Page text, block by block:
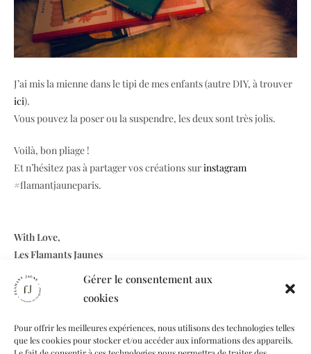
Gérer le consentement aux
cookies
Pour offrir les meilleures expériences, nous utilisons des technologies telles
que les cookies pour stocker et/ou accéder aux informations des appareils.
J’ai mis la mienne dans le tipi de mes enfants (autre DIY, à trouver
ici).
Vous pouvez la poser ou la suspendre, les deux sont très jolis.
Voilà, bon pliage !
Et n’hésitez pas à partager vos créations surinstagram
#flamantjauneparis.
With Love,
Les Flamants Jaunes